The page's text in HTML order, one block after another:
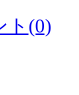
ト(0)